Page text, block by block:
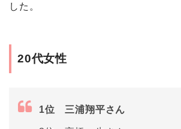
した。
20代女性
1位 三浦翔平さん